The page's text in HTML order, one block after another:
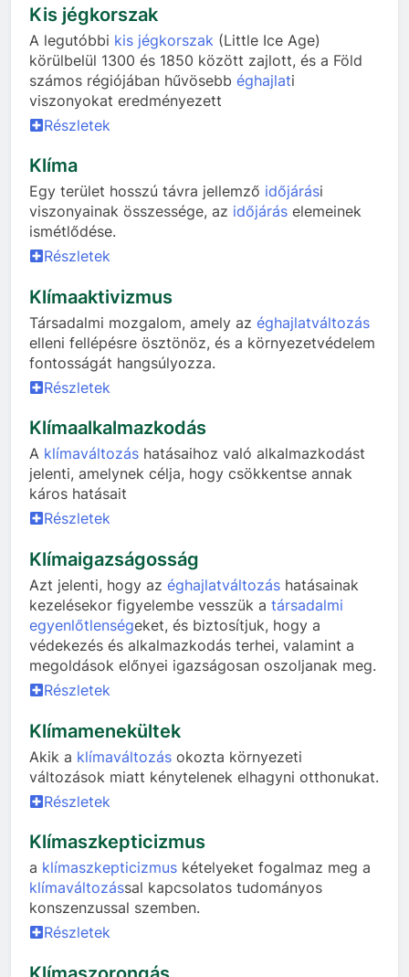
Kis jégkorszak
A legutóbbi kis jégkorszak (Little Ice Age)
körülbelül 1300 és 1850 között zajlott, és a Föld
számos régiójában hűvösebb éghajlati
viszonyokat eredményezett
Részletek
Klíma
Egy terület hosszú távra jellemző időjárási
viszonyainak összessége, az időjárás elemeinek
ismétlődése.
Részletek
Klímaaktivizmus
Társadalmi mozgalom, amely az éghajlatváltozás
elleni fellépésre ösztönöz, és a környezetvédelem
fontosságát hangsúlyozza.
Részletek
Klímaalkalmazkodás
A klímaváltozás hatásaihoz való alkalmazkodást
jelenti, amelynek célja, hogy csökkentse annak
káros hatásait
Részletek
Klímaigazságosság
Azt jelenti, hogy az éghajlatváltozás hatásainak
kezelésekor figyelembe vesszük a társadalmi
egyenlőtlenségeket, és biztosítjuk, hogy a
védekezés és alkalmazkodás terhei, valamint a
megoldások előnyei igazságosan oszoljanak meg.
Részletek
Klímamenekültek
Akik a klímaváltozás okozta környezeti
változások miatt kénytelenek elhagyni otthonukat.
Részletek
Klímaszkepticizmus
a klímaszkepticizmus kételyeket fogalmaz meg a
klímaváltozással kapcsolatos tudományos
konszenzussal szemben.
Részletek